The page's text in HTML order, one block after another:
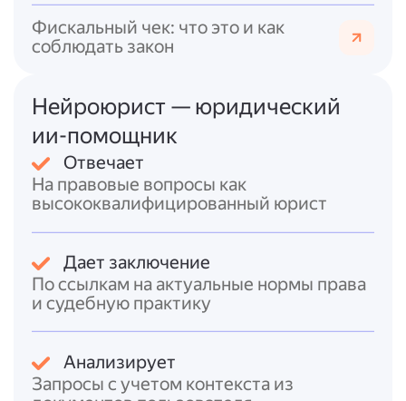
Если обналиченные средства
вкладываются в легальный бизнес
расценено каклегализация
РФ.
Нормативно-правовая база
противодействия обналичиванию также
включает:
обязывает банки отслеживать и
блокировать подозрительные операции;
*Федеральный закон № 41-ФЗ
Банка России № ОД-2506, которые
расширяют критерии выявления
подозрительных операций и устанавливают
Фискальный чек: что это и как
соблюдать закон
Нейроюрист — юридический
ии-помощник
Отвечает
На правовые вопросы как
высококвалифицированный юрист
Дает заключение
По ссылкам на актуальные нормы права
и судебную практику
Анализирует
Запросы с учетом контекста из